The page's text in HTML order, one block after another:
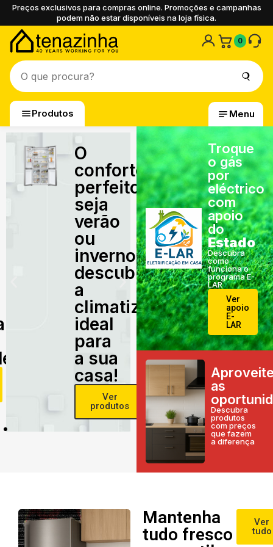
Preços exclusivos para compras online. Promoções e campanhas
podem não estar disponíveis na loja física.
0
Produtos Menu
O
conforto
perfeito,
seja
verão
ou
inverno,
descubra
a
climatização
ideal
para
a sua
casa!
Ver
produtos
Troque
o gás
por
eléctrico
com
apoio
do
Estado
Descubra
como
funciona o
programa E-
LAR
Ver
apoio
E-
LAR
as
Descubra
produtos
com preços
que fazem
a diferença
Mantenha
tudo fresco
Ver
tudo